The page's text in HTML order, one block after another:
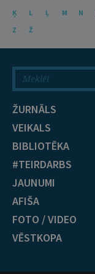
Ķ
L Ļ M N
Z
Ž
ŽURNĀLS
VEIKALS
BIBLIOTĒKA
#TEIRDARBS
JAUNUMI
AFIŠA
FOTO / VIDEO
VĒSTKOPA